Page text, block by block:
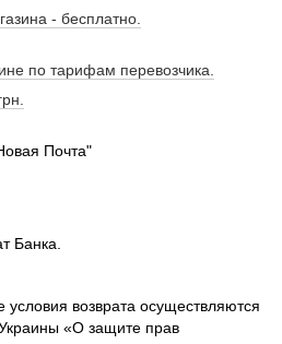
- бесплатно.
по тарифам перевозчика.
Почта"
Банка.
условия возврата осуществляются
«О защите прав